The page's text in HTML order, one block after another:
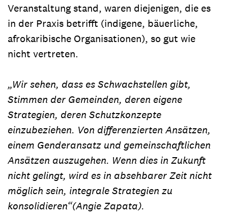
Veranstaltung stand, waren diejenigen, die es
in der Praxis betrifft (indigene, bäuerliche,
afrokaribische Organisationen), so gut wie
nicht vertreten.
„Wir sehen, dass es Schwachstellen gibt,
Stimmen der Gemeinden, deren eigene
Strategien, deren Schutzkonzepte
einzubeziehen. Von differenzierten Ansätzen,
einem Genderansatz und gemeinschaftlichen
Ansätzen auszugehen. Wenn dies in Zukunft
nicht gelingt, wird es in absehbarer Zeit nicht
möglich sein, integrale Strategien zu
konsolidieren“(Angie Zapata).